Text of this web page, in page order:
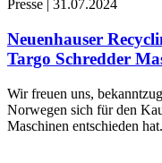
Presse | 31.07.2024
Neuenhauser
Targo Schredder
Wir freuen uns,
Norwegen sich für den
Maschinen entschieden